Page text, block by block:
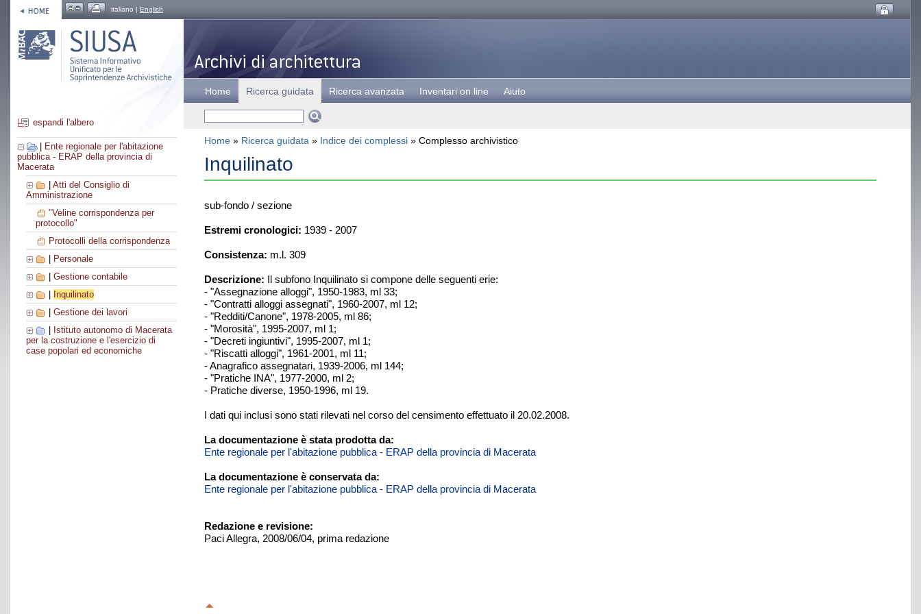
italiano | English
espandi l'albero
Ente regionale per l'abitazione
pubblica - ERAP della provincia di
Macerata
Atti del Consiglio di
Amministrazione
"Veline corrispondenza per
protocollo"
Protocolli della corrispondenza
Personale
Gestione contabile
Inquilinato
Gestione dei lavori
Istituto autonomo di Macerata
per la costruzione e l'esercizio di
case popolari ed economiche
Home Ricerca guidata Ricerca avanzata Inventari on line Aiuto
Home » Ricerca guidata » Indice dei complessi » Complesso archivistico
Inquilinato
sub-fondo / sezione
Estremi cronologici: 1939 - 2007
Consistenza: m.l. 309
Descrizione: Il subfono Inquilinato si compone delle seguenti erie:
- "Assegnazione alloggi", 1950-1983, ml 33;
- "Contratti alloggi assegnati", 1960-2007, ml 12;
- "Redditi/Canone", 1978-2005, ml 86;
- "Morosità", 1995-2007, ml 1;
- "Decreti ingiuntivi", 1995-2007, ml 1;
- "Riscatti alloggi", 1961-2001, ml 11;
- Anagrafico assegnatari, 1939-2006, ml 144;
- "Pratiche INA", 1977-2000, ml 2;
- Pratiche diverse, 1950-1996, ml 19.
I dati qui inclusi sono stati rilevati nel corso del censimento effettuato il 20.02.2008.
La documentazione è stata prodotta da:
Ente regionale per l'abitazione pubblica - ERAP della provincia di Macerata
La documentazione è conservata da:
Ente regionale per l'abitazione pubblica - ERAP della provincia di Macerata
Redazione e revisione:
Paci Allegra, 2008/06/04, prima redazione